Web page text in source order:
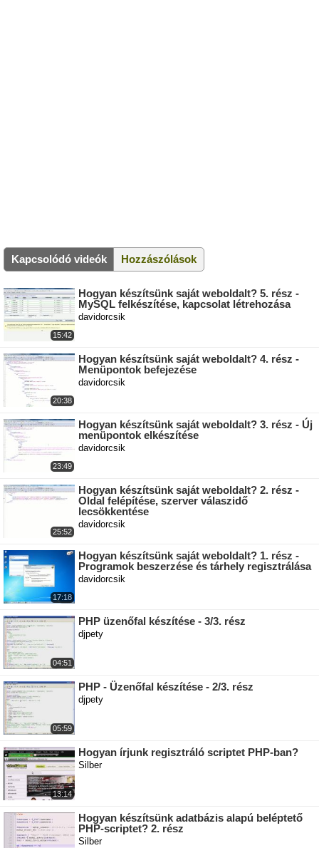
Kapcsolódó videók Hozzászólások
15:42
Hogyan készítsünk saját weboldalt? 5. rész -
MySQL felkészítése, kapcsolat létrehozása
davidorcsik
20:38
Hogyan készítsünk saját weboldalt? 4. rész -
Menüpontok befejezése
davidorcsik
23:49
Hogyan készítsünk saját weboldalt? 3. rész - Új
menüpontok elkészítése
davidorcsik
25:52
Hogyan készítsünk saját weboldalt? 2. rész -
Oldal felépítése, szerver válaszidő
lecsökkentése
davidorcsik
17:18
Hogyan készítsünk saját weboldalt? 1. rész -
Programok beszerzése és tárhely regisztrálása
davidorcsik
04:51
PHP üzenőfal készítése - 3/3. rész
djpety
05:59
PHP - Üzenőfal készítése - 2/3. rész
djpety
13:14
Hogyan írjunk regisztráló scriptet PHP-ban?
Silber
Hogyan készítsünk adatbázis alapú beléptető
PHP-scriptet? 2. rész
Silber